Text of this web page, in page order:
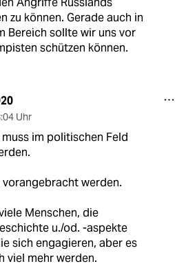
zu können. Gerade auch in
Bereich sollte wir uns vor
schützen können.
Uhr
muss im politischen Feld
vorangebracht werden.
Menschen, die
u./od. -aspekte
sich engagieren, aber es
viel mehr werden.